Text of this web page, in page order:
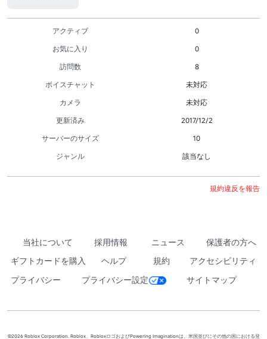
アクティブ
0
お気に入り
0
訪問数
8
ボイスチャット
未対応
カメラ
未対応
更新済み
2017/12/2
サーバーのサイズ
10
ジャンル
該当なし
規約違反を報告
当社について 採用情報 ニュース
保護者の方へ
ギフトカードを購入
ヘルプ 規約
アクセシビリティ
プライバシー
プライバシー設定 サイトマップ
©2026 Roblox Corporation. Roblox、RobloxロゴおよびPowering Imaginationは、米国並びにその他の国における登